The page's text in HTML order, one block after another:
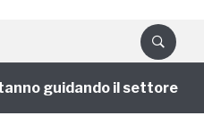
guidando il settore